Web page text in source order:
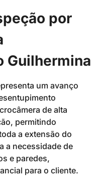
por
Guilhermina
um avanço
de alta
permitindo
a extensão do
a necessidade de
e paredes,
para o cliente.